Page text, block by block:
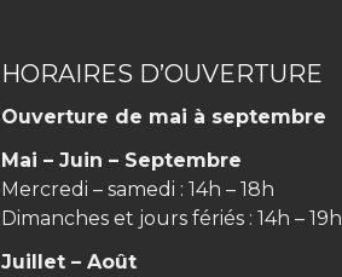
HORAIRES D’OUVERTURE
Ouverture de mai à septembre
Mai – Juin – Septembre
Mercredi – samedi : 14h – 18h
Dimanches et jours fériés : 14h – 19h
Juillet – Août